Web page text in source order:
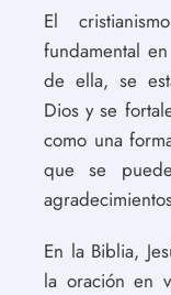
El
fundamental
de ella, se
Dios y se
como una
que se
En la Biblia,
la oración en